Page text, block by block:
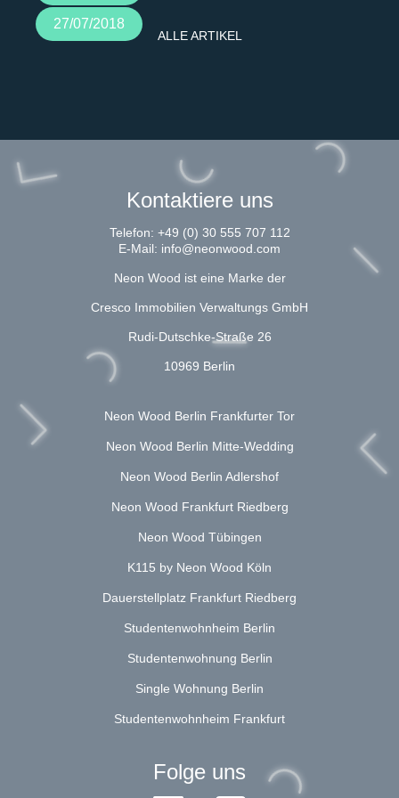
27/07/2018
ALLE ARTIKEL
Kontaktiere uns
Telefon: +49 (0) 30 555 707 112
E-Mail: info@neonwood.com
Neon Wood ist eine Marke der
Cresco Immobilien Verwaltungs GmbH
Rudi-Dutschke-Straße 26
10969 Berlin
Neon Wood Berlin Frankfurter Tor
Neon Wood Berlin Mitte-Wedding
Neon Wood Berlin Adlershof
Neon Wood Frankfurt Riedberg
Neon Wood Tübingen
K115 by Neon Wood Köln
Dauerstellplatz Frankfurt Riedberg
Studentenwohnheim Berlin
Studentenwohnung Berlin
Single Wohnung Berlin
Studentenwohnheim Frankfurt
Folge uns